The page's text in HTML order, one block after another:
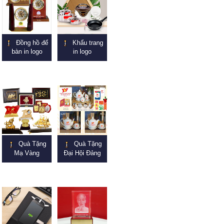
Đồng hồ để
bàn in logo
Khẩu trang
in logo
Quà Tặng
Mạ Vàng
Quà Tặng
Đại Hội Đảng